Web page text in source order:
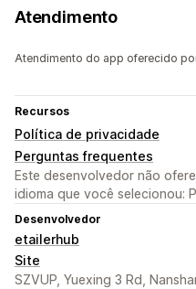
Atendimento
Atendimento do app oferecido
Recursos
Política de privacidade
Perguntas frequentes
Este desenvolvedor não
idioma que você selecionou:
Desenvolvedor
etailerhub
Site
SZVUP, Yuexing 3 Rd,